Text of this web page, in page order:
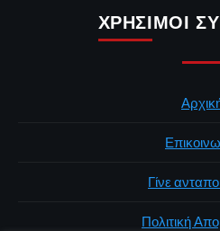
ΧΡΉΣΙΜΟΙ
Γίνε
Πολιτική